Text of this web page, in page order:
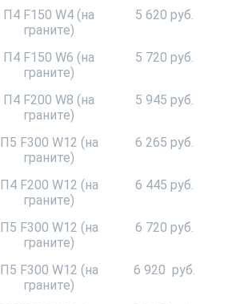
П4 F150 W4 (на
граните)
5 620 руб.
П4 F150 W6 (на
граните)
5 720 руб.
П4 F200 W8 (на
граните)
5 945 руб.
П5 F300 W12 (на
граните)
6 265 руб.
П4 F200 W12 (на
граните)
6 445 руб.
П5 F300 W12 (на
граните)
6 720 руб.
П5 F300 W12 (на
граните)
6 920 руб.